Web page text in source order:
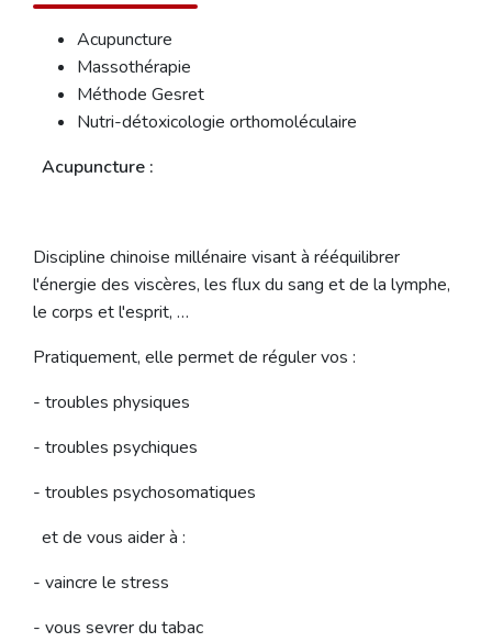
Acupuncture
Massothérapie
Méthode Gesret
Nutri-détoxicologie orthomoléculaire
Acupuncture :
Discipline chinoise millénaire visant à rééquilibrer
l'énergie des viscères, les flux du sang et de la lymphe,
le corps et l'esprit, …
Pratiquement, elle permet de réguler vos :
- troubles physiques
- troubles psychiques
- troubles psychosomatiques
et de vous aider à :
- vaincre le stress
- vous sevrer du tabac